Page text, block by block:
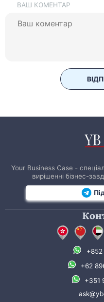
ВАШ КОМЕНТАР
Your Business Case -
вирішенні бізнес-
+852
+62
+351